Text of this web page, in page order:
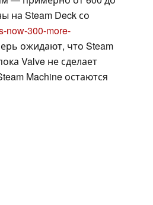
на Steam Deck со
now-300-more-
ожидают, что Steam
Valve не сделает
Machine остаются